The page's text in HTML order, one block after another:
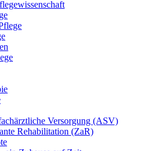
Versorgung (ASV)
Rehabilitation (ZaR)